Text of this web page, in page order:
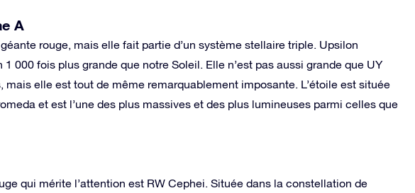
A
rouge, mais elle fait partie d’un système stellaire triple. Upsilon
000 fois plus grande que notre Soleil. Elle n’est pas aussi grande que UY
mais elle est tout de même remarquablement imposante. L’étoile est située
et est l’une des plus massives et des plus lumineuses parmi celles que
qui mérite l’attention est RW Cephei. Située dans la constellation de